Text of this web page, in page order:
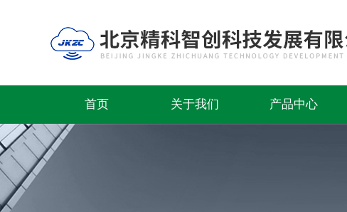
首页 关于我们 产品中心